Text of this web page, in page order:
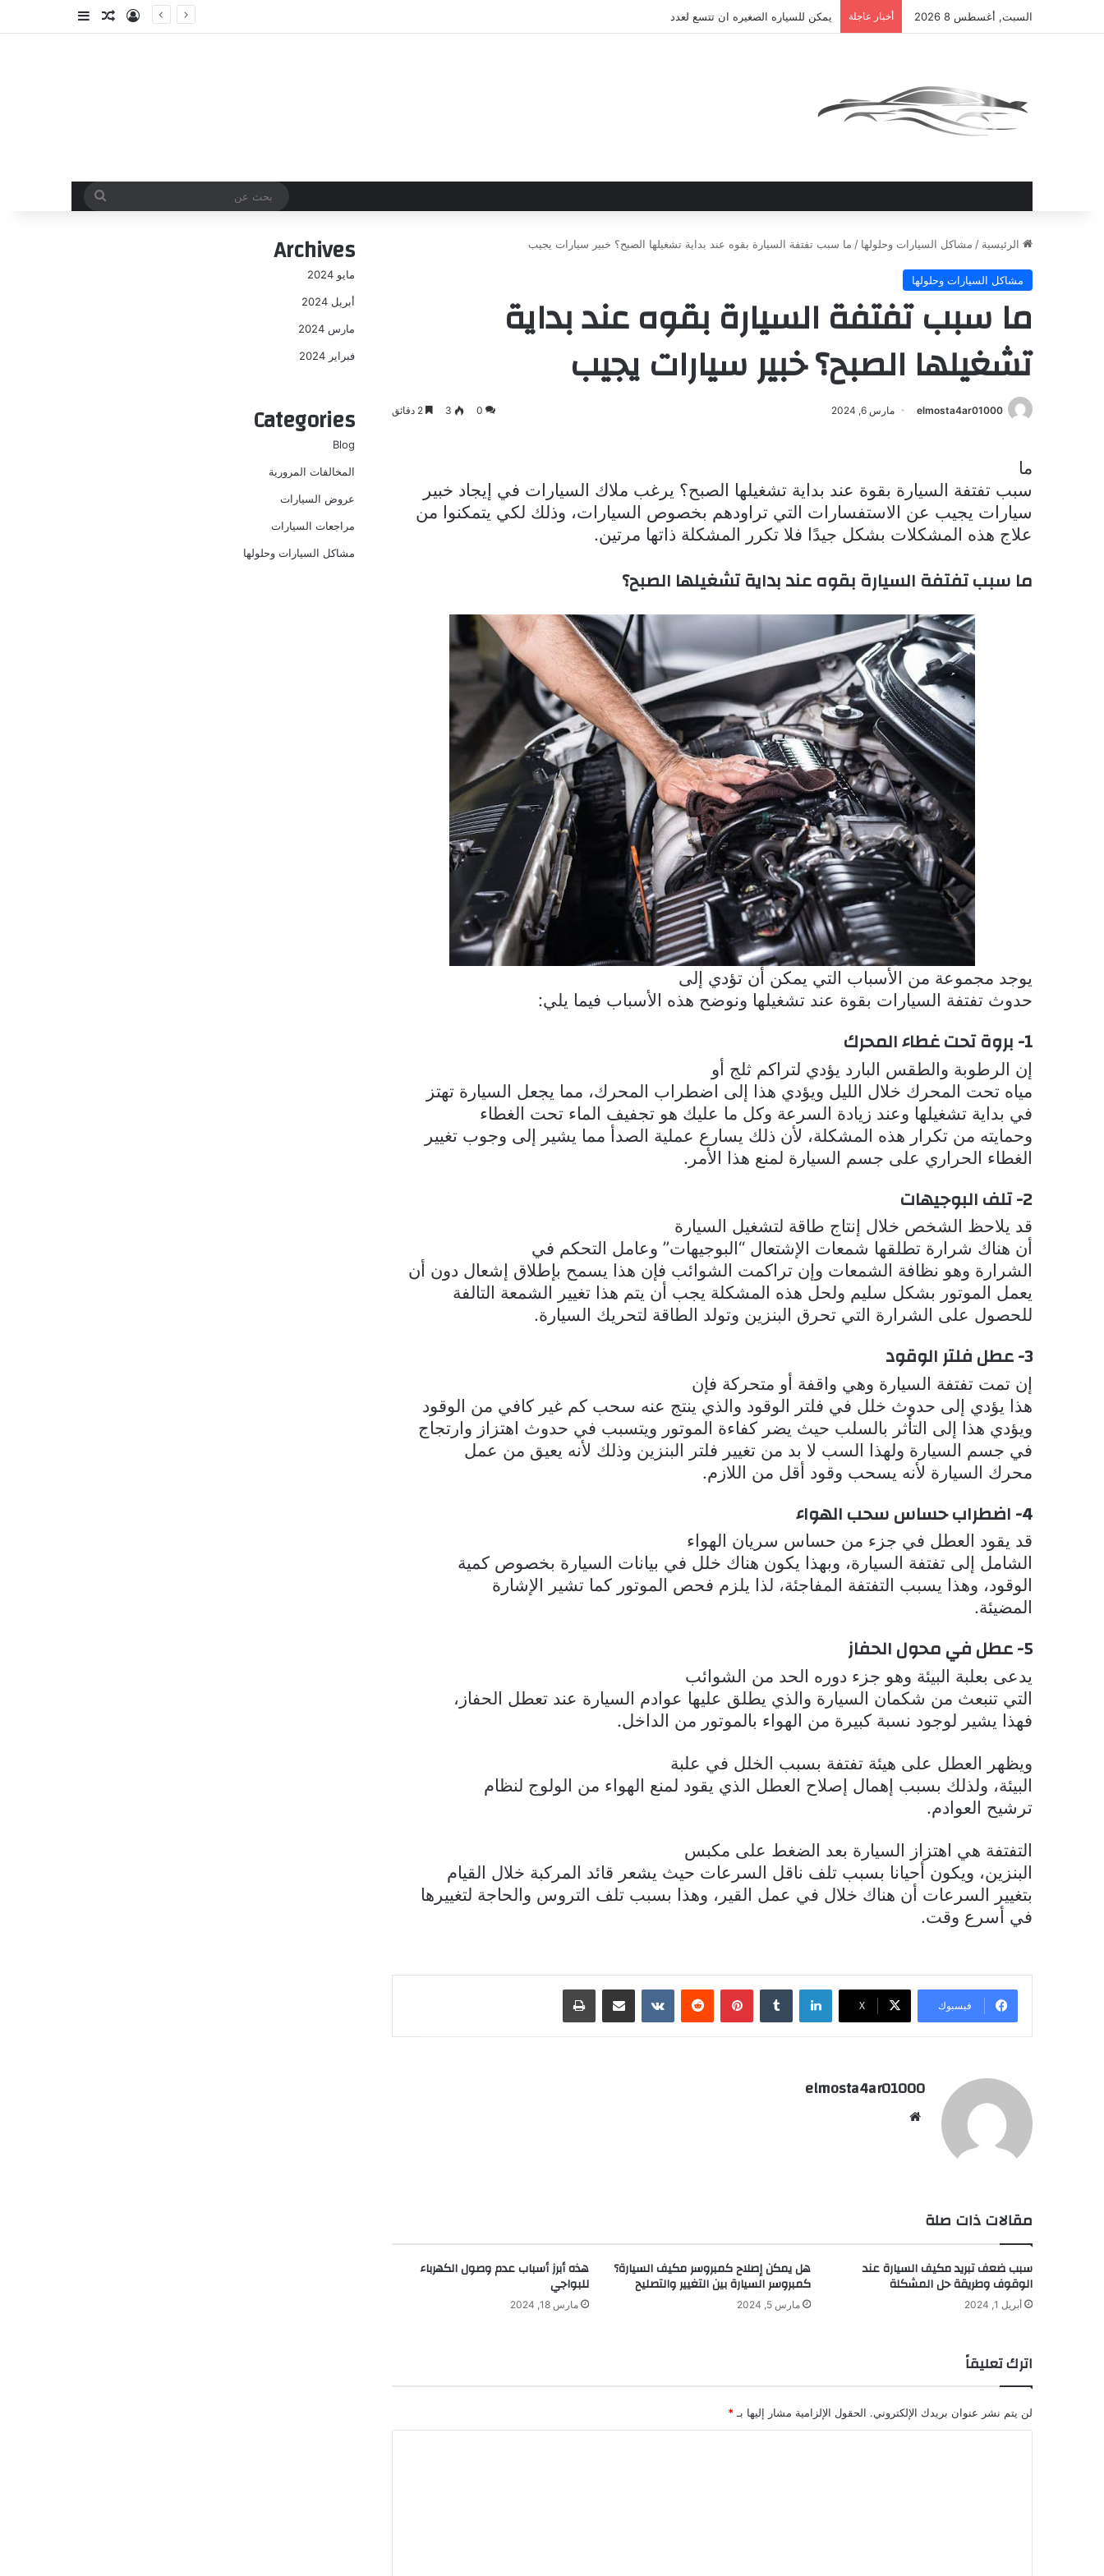
السبت, أغسطس 8 2026 أخبار عاجلة يمكن للسياره الصغيره ان تتسع لعدد تسجيل الدخول
مقال عشوائي
إضافة عمود
بحث
الرئيسية / مشاكل السيارات وحلولها / ما سبب تفتفة السيارة بقوه عند بداية تشغيلها الصبح؟ خبير سيارات يجيب
مشاكل السيارات وحلولها
ما سبب تفتفة السيارة بقوه عند بداية
تشغيلها الصبح؟ خبير سيارات يجيب
elmosta4ar01000 مارس 6, 2024 0
3
ما
سبب تفتفة السيارة بقوة عند بداية تشغيلها الصبح؟ يرغب ملاك السيارات في إيجاد خبير
سيارات يجيب عن الاستفسارات التي تراودهم بخصوص السيارات، وذلك لكي يتمكنوا من
علاج هذه المشكلات بشكل جيدًا فلا تكرر المشكلة ذاتها مرتين.
ما سبب تفتفة السيارة بقوه عند بداية تشغيلها الصبح؟
يوجد مجموعة من الأسباب التي يمكن أن تؤدي إلى
حدوث تفتفة السيارات بقوة عند تشغيلها ونوضح هذه الأسباب فيما يلي:
1- بروة تحت غطاء المحرك
إن الرطوبة والطقس البارد يؤدي لتراكم ثلج أو
مياه تحت المحرك خلال الليل ويؤدي هذا إلى اضطراب المحرك، مما يجعل السيارة تهتز
في بداية تشغيلها وعند زيادة السرعة وكل ما عليك هو تجفيف الماء تحت الغطاء
وحمايته من تكرار هذه المشكلة، لأن ذلك يسارع عملية الصدأ مما يشير إلى وجوب تغيير
الغطاء الحراري على جسم السيارة لمنع هذا الأمر.
2- تلف البوجيهات
قد يلاحظ الشخص خلال إنتاج طاقة لتشغيل السيارة
أن هناك شرارة تطلقها شمعات الإشتعال “البوجيهات” وعامل التحكم في
الشرارة وهو نظافة الشمعات وإن تراكمت الشوائب فإن هذا يسمح بإطلاق إشعال دون أن
يعمل الموتور بشكل سليم ولحل هذه المشكلة يجب أن يتم هذا تغيير الشمعة التالفة
للحصول على الشرارة التي تحرق البنزين وتولد الطاقة لتحريك السيارة.
3- عطل فلتر الوقود
إن تمت تفتفة السيارة وهي واقفة أو متحركة فإن
هذا يؤدي إلى حدوث خلل في فلتر الوقود والذي ينتج عنه سحب كم غير كافي من الوقود
ويؤدي هذا إلى التأثر بالسلب حيث يضر كفاءة الموتور ويتسبب في حدوث اهتزاز وارتجاج
في جسم السيارة ولهذا السب لا بد من تغيير فلتر البنزين وذلك لأنه يعيق من عمل
محرك السيارة لأنه يسحب وقود أقل من اللازم.
4- اضطراب حساس سحب الهواء
قد يقود العطل في جزء من حساس سريان الهواء
الشامل إلى تفتفة السيارة، وبهذا يكون هناك خلل في بيانات السيارة بخصوص كمية
الوقود، وهذا يسبب التفتفة المفاجئة، لذا يلزم فحص الموتور كما تشير الإشارة
المضيئة.
5- عطل في محول الحفاز
يدعى بعلبة البيئة وهو جزء دوره الحد من الشوائب
التي تنبعث من شكمان السيارة والذي يطلق عليها عوادم السيارة عند تعطل الحفاز،
فهذا يشير لوجود نسبة كبيرة من الهواء بالموتور من الداخل.
ويظهر العطل على هيئة تفتفة بسبب الخلل في علبة
البيئة، ولذلك بسبب إهمال إصلاح العطل الذي يقود لمنع الهواء من الولوج لنظام
ترشيح العوادم.
التفتفة هي اهتزاز السيارة بعد الضغط على مكبس
البنزين، ويكون أحيانا بسبب تلف ناقل السرعات حيث يشعر قائد المركبة خلال القيام
بتغيير السرعات أن هناك خلال في عمل القير، وهذا بسبب تلف التروس والحاجة لتغييرها
في أسرع وقت.
فيسبوك ‫X
لينكدإن بينتيريست مشاركة عبر البريد طباعة
elmosta4ar01000
مقالات ذات صلة
سبب ضعف تبريد مكيف السيارة عند
الوقوف وطريقة حل المشكلة
أبريل 1, 2024
هل يمكن إصلاح كمبروسر مكيف السيارة؟
كمبروسر السيارة بين التغيير والتصليح
مارس 5, 2024
هذه أبرز أسباب عدم وصول الكهرباء
للبواجي
مارس 18, 2024
اترك تعليقاً
لن يتم نشر عنوان بريدك الإلكتروني. الحقول الإلزامية مشار إليها بـ *
Archives
مايو 2024
أبريل 2024
مارس 2024
فبراير 2024
Categories
Blog
المخالفات المرورية
عروض السيارات
مراجعات السيارات
مشاكل السيارات وحلولها